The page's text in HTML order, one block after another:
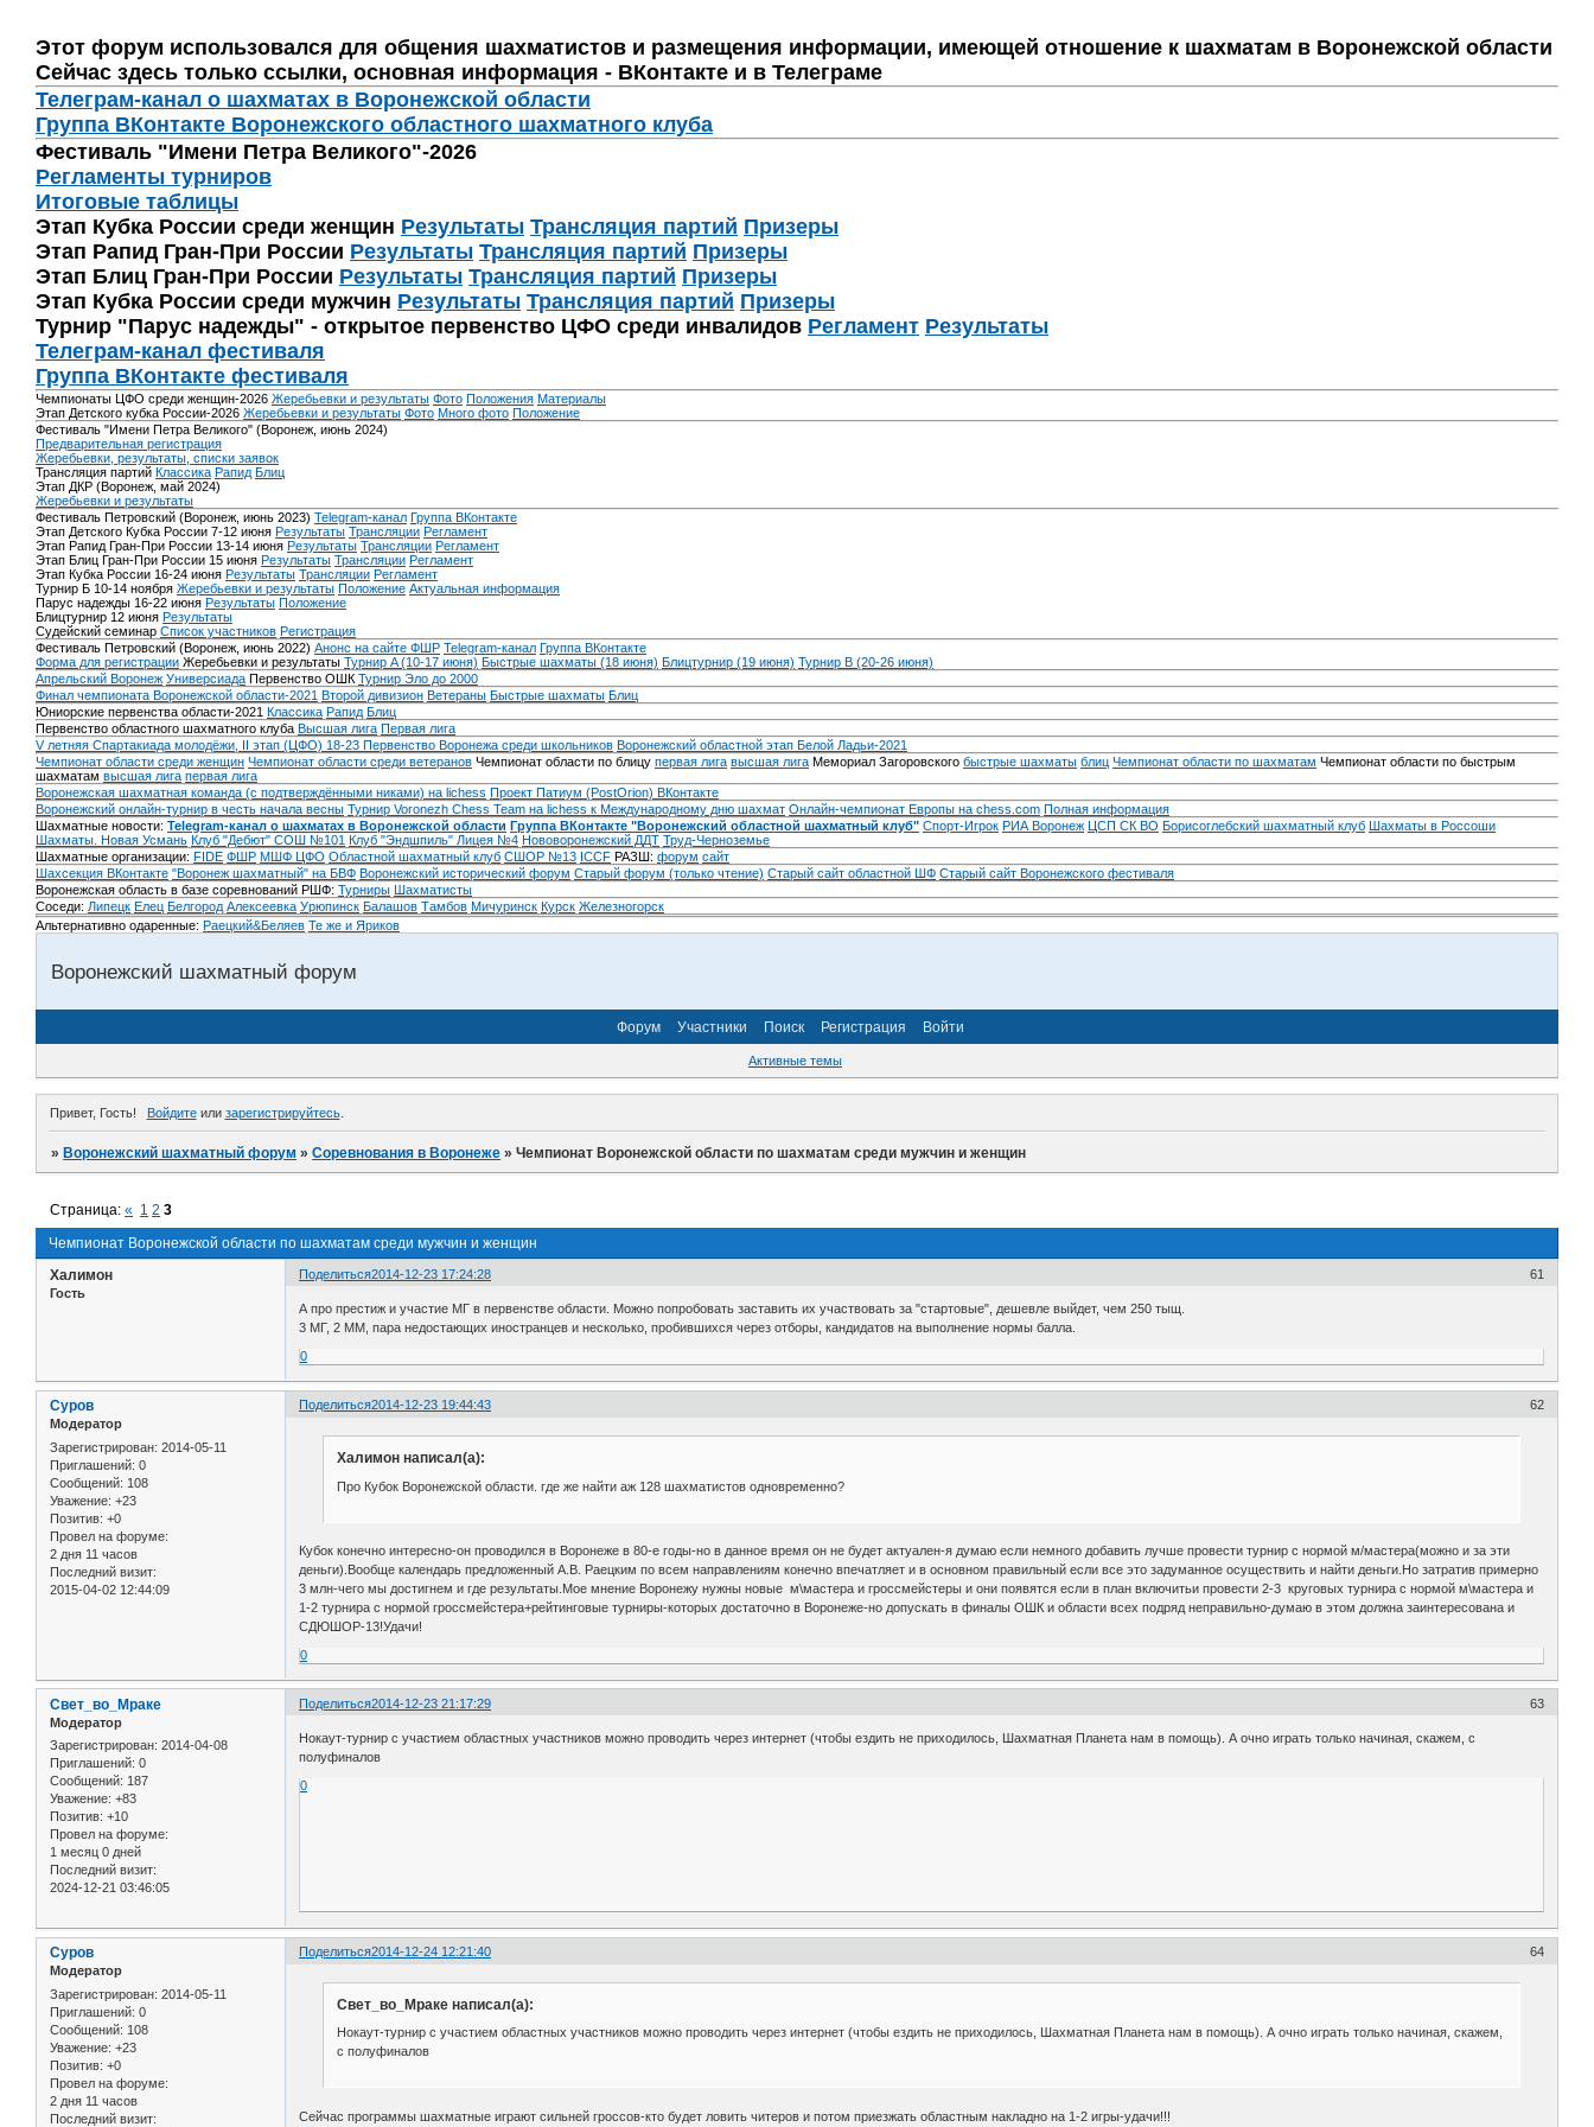
Этот форум использовался для общения шахматистов и размещения информации, имеющей отношение к шахматам в Воронежской области
Сейчас здесь только ссылки, основная информация - ВКонтакте и в Телеграме
Телеграм-канал о шахматах в Воронежской области
Группа ВКонтакте Воронежского областного шахматного клуба
Фестиваль "Имени Петра Великого"-2026
Регламенты турниров
Итоговые таблицы
Этап Кубка России среди женщин Результаты Трансляция партий Призеры
Этап Рапид Гран-При России Результаты Трансляция партий Призеры
Этап Блиц Гран-При России Результаты Трансляция партий Призеры
Этап Кубка России среди мужчин Результаты Трансляция партий Призеры
Турнир "Парус надежды" - открытое первенство ЦФО среди инвалидов Регламент Результаты
Телеграм-канал фестиваля
Группа ВКонтакте фестиваля
Чемпионаты ЦФО среди женщин-2026 Жеребьевки и результаты Фото Положения Материалы
Этап Детского кубка России-2026 Жеребьевки и результаты Фото Много фото Положение
Фестиваль "Имени Петра Великого" (Воронеж, июнь 2024)
Предварительная регистрация
Жеребьевки, результаты, списки заявок
Трансляция партий Классика Рапид Блиц
Этап ДКР (Воронеж, май 2024)
Жеребьевки и результаты
Фестиваль Петровский (Воронеж, июнь 2023) Telegram-канал Группа ВКонтакте
Этап Детского Кубка России 7-12 июня Результаты Трансляции Регламент
Этап Рапид Гран-При России 13-14 июня Результаты Трансляции Регламент
Этап Блиц Гран-При России 15 июня Результаты Трансляции Регламент
Этап Кубка России 16-24 июня Результаты Трансляции Регламент
Турнир Б 10-14 ноября Жеребьевки и результаты Положение Актуальная информация
Парус надежды 16-22 июня Результаты Положение
Блицтурнир 12 июня Результаты
Судейский семинар Список участников Регистрация
Фестиваль Петровский (Воронеж, июнь 2022) Анонс на сайте ФШР Telegram-канал Группа ВКонтакте
Форма для регистрации Жеребьевки и результаты Турнир A (10-17 июня) Быстрые шахматы (18 июня) Блицтурнир (19 июня) Турнир B (20-26 июня)
Апрельский Воронеж Универсиада Первенство ОШК Турнир Эло до 2000
Финал чемпионата Воронежской области-2021 Второй дивизион Ветераны Быстрые шахматы Блиц
Юниорские первенства области-2021 Классика Рапид Блиц
Первенство областного шахматного клуба Высшая лига Первая лига
V летняя Спартакиада молодёжи, II этап (ЦФО) 18-23 Первенство Воронежа среди школьников Воронежский областной этап Белой Ладьи-2021
Чемпионат области среди женщин Чемпионат области среди ветеранов Чемпионат области по блицу первая лига высшая лига Мемориал Загоровского быстрые шахматы блиц Чемпионат области по шахматам Чемпионат области по быстрым
шахматам высшая лига первая лига
Воронежская шахматная команда (с подтверждёнными никами) на lichess Проект Патиум (PostOrion) ВКонтакте
Воронежский онлайн-турнир в честь начала весны Турнир Voronezh Chess Team на lichess к Международному дню шахмат Онлайн-чемпионат Европы на chess.com Полная информация
Шахматные новости: Telegram-канал о шахматах в Воронежской области Группа ВКонтакте "Воронежский областной шахматный клуб" Спорт-Игрок РИА Воронеж ЦСП СК ВО Борисоглебский шахматный клуб Шахматы в Россоши
Шахматы. Новая Усмань Клуб "Дебют" СОШ №101 Клуб "Эндшпиль" Лицея №4 Нововоронежский ДДТ Труд-Черноземье
Шахматные организации: FIDE ФШР МШФ ЦФО Областной шахматный клуб СШОР №13 ICCF РАЗШ: форум сайт
Шахсекция ВКонтакте "Воронеж шахматный" на БВФ Воронежский исторический форум Cтарый форум (только чтение) Старый сайт областной ШФ Старый сайт Воронежского фестиваля
Воронежская область в базе соревнований РШФ: Турниры Шахматисты
Соседи: Липецк Елец Белгород Алексеевка Урюпинск Балашов Тамбов Мичуринск Курск Железногорск
Альтернативно одаренные: Раецкий&Беляев Те же и Яриков
Воронежский шахматный форум
Форум Участники Поиск Регистрация Войти
Активные темы
Привет, Гость! Войдитеили зарегистрируйтесь.
»Воронежский шахматный форум »Соревнования в Воронеже »Чемпионат Воронежской области по шахматам среди мужчин и женщин
Чемпионат Воронежской области по шахматам среди мужчин и женщин
Страница:« 1 2 3
Поделиться 61
2014-12-23 17:24:28
Халимон
Гость
А про престиж и участие МГ в первенстве области. Можно попробовать заставить их участвовать за "стартовые", дешевле выйдет, чем 250 тыщ.
3 МГ, 2 ММ, пара недостающих иностранцев и несколько, пробившихся через отборы, кандидатов на выполнение нормы балла.
0
Поделиться 62
2014-12-23 19:44:43
Суров
Модератор
Зарегистрирован: 2014-05-11
Приглашений: 0
Сообщений: 108
Уважение: +23
Позитив: +0
Провел на форуме:
2 дня 11 часов
Последний визит:
2015-04-02 12:44:09
Халимон написал(а):
Про Кубок Воронежской области. где же найти аж 128 шахматистов одновременно?
Кубок конечно интересно-он проводился в Воронеже в 80-е годы-но в данное время он не будет актуален-я думаю если немного добавить лучше провести турнир с нормой м/мастера(можно и за эти
деньги).Вообще календарь предложенный А.В. Раецким по всем направлениям конечно впечатляет и в основном правильный если все это задуманное осуществить и найти деньги.Но затратив примерно
3 млн-чего мы достигнем и где результаты.Мое мнение Воронежу нужны новые м\мастера и гроссмейстеры и они появятся если в план включитьи провести 2-3 круговых турнира с нормой м\мастера и
1-2 турнира с нормой гроссмейстера+рейтинговые турниры-которых достаточно в Воронеже-но допускать в финалы ОШК и области всех подряд неправильно-думаю в этом должна заинтересована и
СДЮШОР-13!Удачи!
0
Поделиться 63
2014-12-23 21:17:29
Свет_во_Мраке
Модератор
Зарегистрирован: 2014-04-08
Приглашений: 0
Сообщений: 187
Уважение: +83
Позитив: +10
Провел на форуме:
1 месяц 0 дней
Последний визит:
2024-12-21 03:46:05
Нокаут-турнир с участием областных участников можно проводить через интернет (чтобы ездить не приходилось, Шахматная Планета нам в помощь). А очно играть только начиная, скажем, с
полуфиналов
0
Поделиться 64
2014-12-24 12:21:40
Суров
Модератор
Зарегистрирован: 2014-05-11
Приглашений: 0
Сообщений: 108
Уважение: +23
Позитив: +0
Провел на форуме:
2 дня 11 часов
Последний визит:
Свет_во_Мраке написал(а):
Нокаут-турнир с участием областных участников можно проводить через интернет (чтобы ездить не приходилось, Шахматная Планета нам в помощь). А очно играть только начиная, скажем,
с полуфиналов
Сейчас программы шахматные играют сильней гроссов-кто будет ловить читеров и потом приезжать областным накладно на 1-2 игры-удачи!!!